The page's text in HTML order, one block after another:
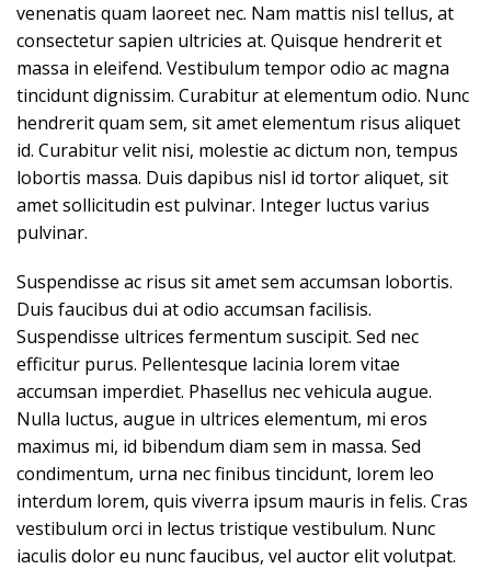
venenatis quam laoreet nec. Nam mattis nisl tellus, at
consectetur sapien ultricies at. Quisque hendrerit et
massa in eleifend. Vestibulum tempor odio ac magna
tincidunt dignissim. Curabitur at elementum odio. Nunc
hendrerit quam sem, sit amet elementum risus aliquet
id. Curabitur velit nisi, molestie ac dictum non, tempus
lobortis massa. Duis dapibus nisl id tortor aliquet, sit
amet sollicitudin est pulvinar. Integer luctus varius
pulvinar.
Suspendisse ac risus sit amet sem accumsan lobortis.
Duis faucibus dui at odio accumsan facilisis.
Suspendisse ultrices fermentum suscipit. Sed nec
efficitur purus. Pellentesque lacinia lorem vitae
accumsan imperdiet. Phasellus nec vehicula augue.
Nulla luctus, augue in ultrices elementum, mi eros
maximus mi, id bibendum diam sem in massa. Sed
condimentum, urna nec finibus tincidunt, lorem leo
interdum lorem, quis viverra ipsum mauris in felis. Cras
vestibulum orci in lectus tristique vestibulum. Nunc
iaculis dolor eu nunc faucibus, vel auctor elit volutpat.